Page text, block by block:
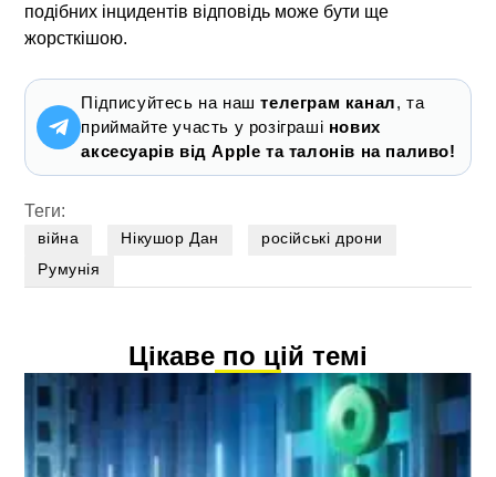
подібних інцидентів відповідь може бути ще
жорсткішою.
Підписуйтесь на наштелеграм канал, та
приймайте участь у розіграші нових
аксесуарів від Apple та талонів на паливо!
Теги:
війна Нікушор Дан
російські дрони
Румунія
Цікаве по цій темі